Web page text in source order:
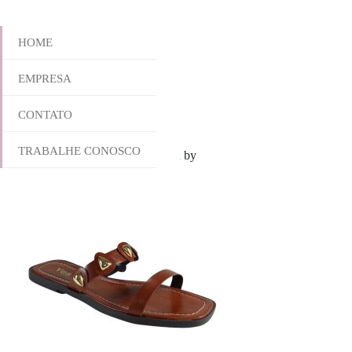
HOME
EMPRESA
CONTATO
TRABALHE CONOSCO
966-6300
outubro 28, 2025 9:20 am Published by